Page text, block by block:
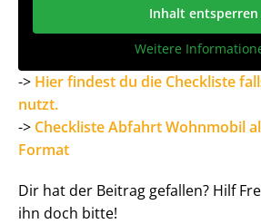
Inhalt entsperren
Weitere
-> Hier findest du die Checkliste
nutzt.
-> Checkliste Abfahrt Wohnmobil
Format
Dir hat der Beitrag gefallen? Hilf
ihn doch bitte!